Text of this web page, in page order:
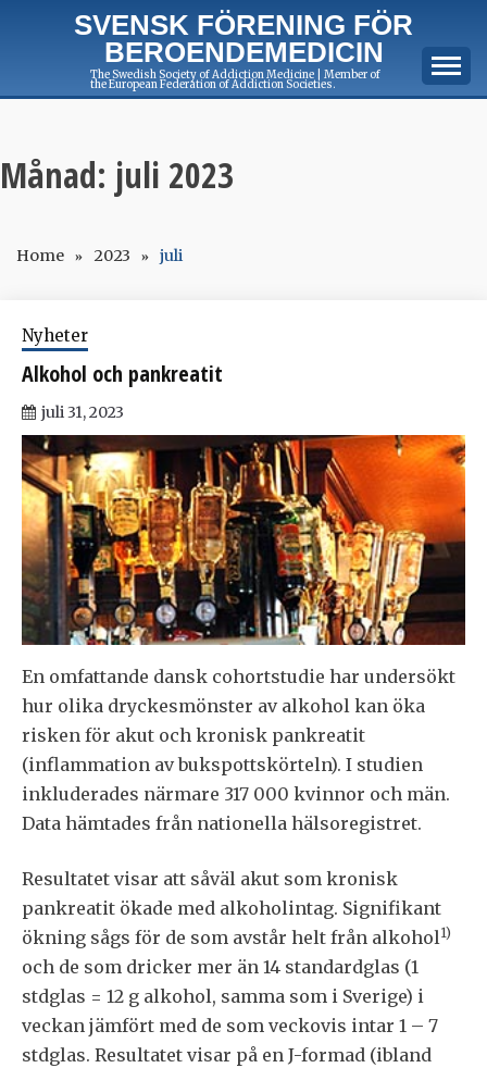
SVENSK FÖRENING FÖR
BEROENDEMEDICIN
The Swedish Society of Addiction Medicine | Member of
the European Federation of Addiction Societies.
Månad: juli 2023
Home 2023 juli
Nyheter
Alkohol och pankreatit
juli 31, 2023
En omfattande dansk cohortstudie har undersökt
hur olika dryckesmönster av alkohol kan öka
risken för akut och kronisk pankreatit
(inflammation av bukspottskörteln). I studien
inkluderades närmare 317 000 kvinnor och män.
Data hämtades från nationella hälsoregistret.
Resultatet visar att såväl akut som kronisk
pankreatit ökade med alkoholintag. Signifikant
ökning sågs för de som avstår helt från alkohol1)
och de som dricker mer än 14 standardglas (1
stdglas = 12 g alkohol, samma som i Sverige) i
veckan jämfört med de som veckovis intar 1 – 7
stdglas. Resultatet visar på en J-formad (ibland